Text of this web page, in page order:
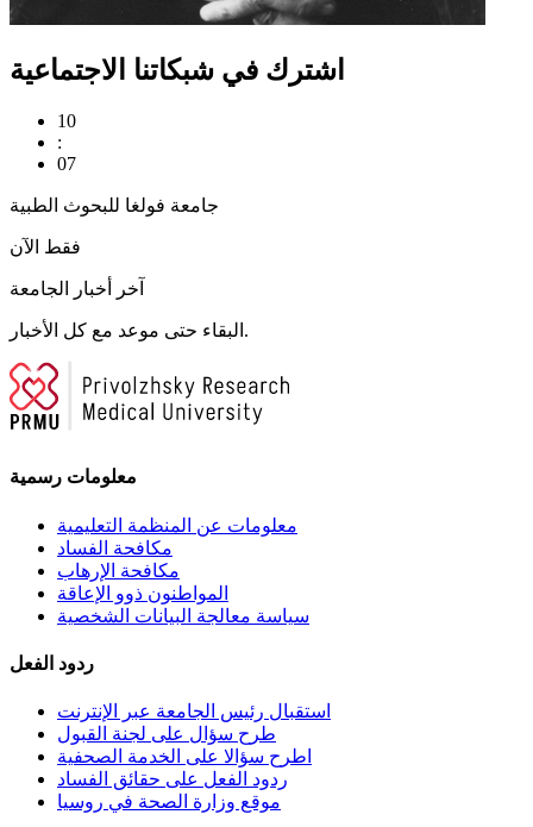
اشترك في شبكاتنا الاجتماعية
10
:
07
جامعة فولغا للبحوث الطبية
فقط الآن
آخر أخبار الجامعة
البقاء حتى موعد مع كل الأخبار.
معلومات رسمية
معلومات عن المنظمة التعليمية
مكافحة الفساد
مكافحة الإرهاب
المواطنون ذوو الإعاقة
سياسة معالجة البيانات الشخصية
ردود الفعل
استقبال رئيس الجامعة عبر الإنترنت
طرح سؤال على لجنة القبول
اطرح سؤالا على الخدمة الصحفية
ردود الفعل على حقائق الفساد
موقع وزارة الصحة في روسيا